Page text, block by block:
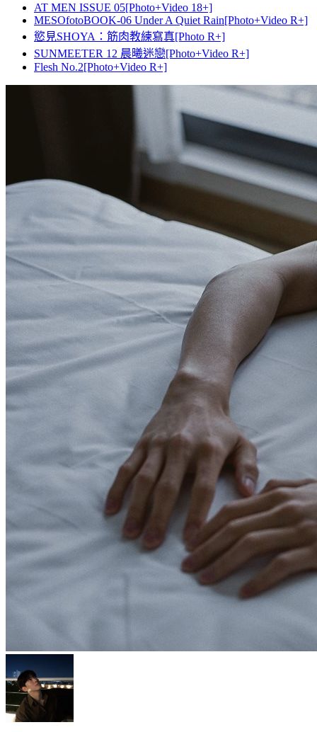
AT MEN ISSUE 05[Photo+Video 18+]
MESOfotoBOOK-06 Under A Quiet Rain[Photo+Video R+]
慾見SHOYA：筋肉教練寫真[Photo R+]
SUNMEETER 12 晨曦迷戀[Photo+Video R+]
Flesh No.2[Photo+Video R+]